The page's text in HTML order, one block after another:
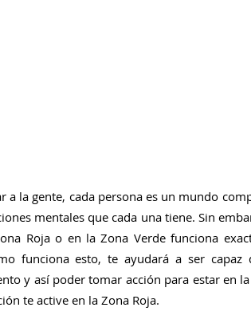
a la gente, cada persona es un mundo
mentales que cada una tiene. Sin
Roja o en la Zona Verde funciona
funciona esto, te ayudará a ser
y así poder tomar acción para estar en
te active en la Zona Roja.